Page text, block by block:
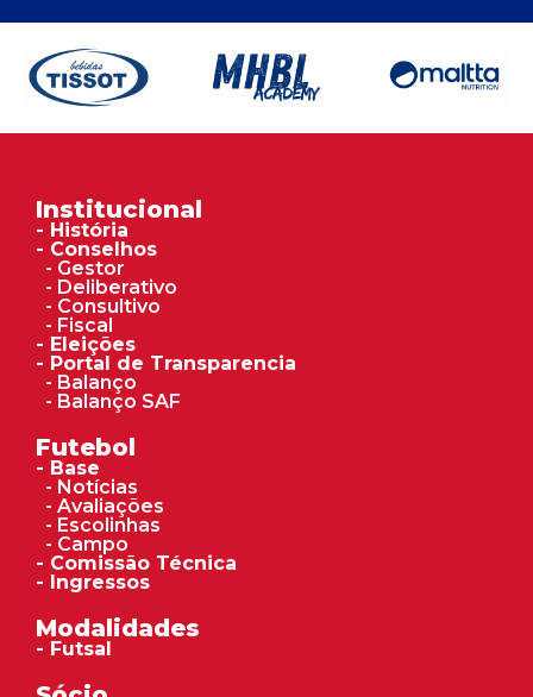
Institucional
- História
- Conselhos
- Gestor
- Deliberativo
- Consultivo
- Fiscal
- Eleições
- Portal de Transparencia
- Balanço
- Balanço SAF
Futebol
- Base
- Notícias
- Avaliações
- Escolinhas
- Campo
- Comissão Técnica
- Ingressos
Modalidades
- Futsal